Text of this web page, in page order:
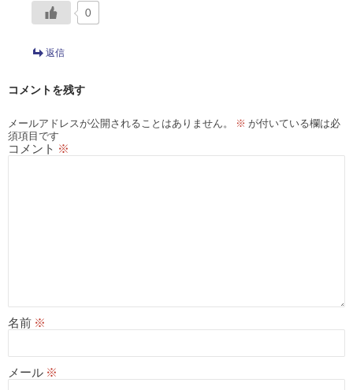
0
返信
コメントを残す
メールアドレスが公開されることはありません。 ※ が付いている欄は必
須項目です
コメント ※
名前 ※
メール ※